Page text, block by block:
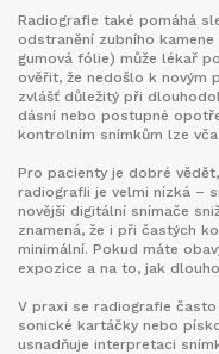
Radiografie také pomáhá
odstranění zubního
gumová fólie) může lékař
ověřit, že nedošlo k novým
zvlášť důležitý při
dásní nebo postupné
kontrolním snímkům lze
Pro pacienty je dobré
radiografii je velmi nízká –
novější digitální snímače
znamená, že i při častých
minimální. Pokud máte
expozice a na to, jak
V praxi se radiografie
sonické kartáčky nebo
usnadňuje interpretaci